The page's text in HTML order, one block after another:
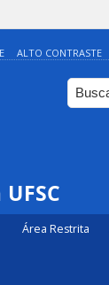
ALTO CONTRASTE
Área Restrita